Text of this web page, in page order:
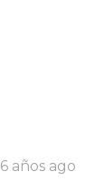
6 años ago